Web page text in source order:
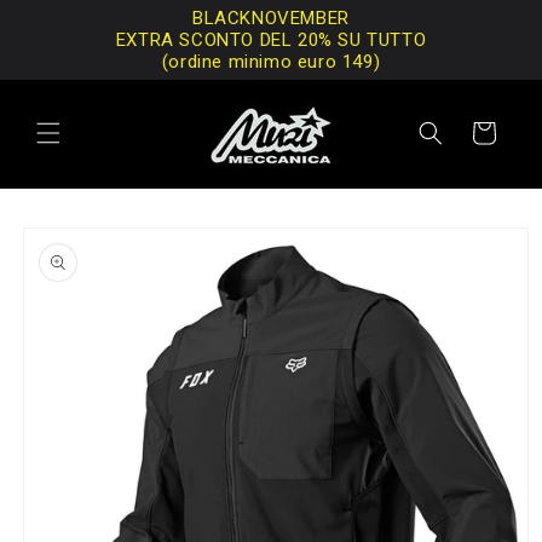
BLACKNOVEMBER
EXTRA SCONTO DEL 20% SU TUTTO
(ordine minimo euro 149)
ai contenuti
Carrello
informazioni
sul prodotto